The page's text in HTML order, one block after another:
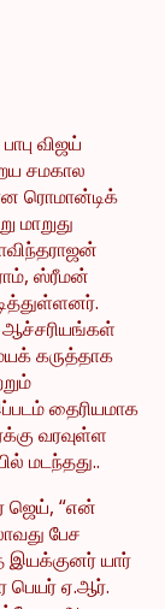
விஜய்
சமகால
ரொமான்டிக்
மாறுது
ஸ்ரீமன்
ஆச்சரியங்கள்
கருத்தாக
தைரியமாக
வரவுள்ள
மடந்தது..
ஜெய், “என்
பேச
இயக்குனர் யார்
பெயர் ஏ.ஆர்.